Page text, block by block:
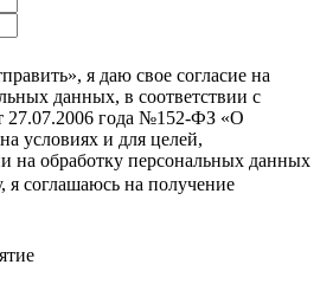
я даю свое согласие на
данных, в соответствии с
27.07.2006 года №152-ФЗ «О
условиях и для целей,
на обработку персональных данных
соглашаюсь на получение